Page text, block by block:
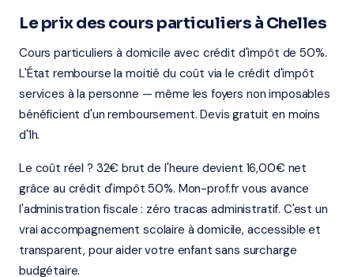
Le prix des cours particuliers à Chelles
Cours particuliers à domicile avec crédit d'impôt de 50%.
L'État rembourse la moitié du coût via le crédit d'impôt
services à la personne — même les foyers non imposables
bénéficient d'un remboursement. Devis gratuit en moins
d'1h.
Le coût réel ? 32€ brut de l'heure devient 16,00€ net
grâce au crédit d'impôt 50%. Mon-prof.fr vous avance
l'administration fiscale : zéro tracas administratif. C'est un
vrai accompagnement scolaire à domicile, accessible et
transparent, pour aider votre enfant sans surcharge
budgétaire.